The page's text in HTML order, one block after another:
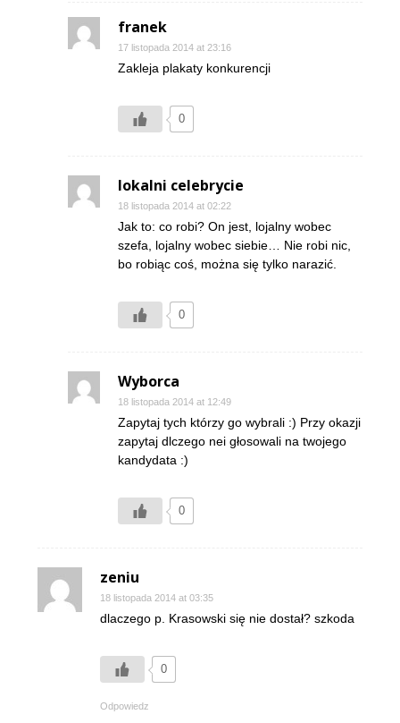
franek
17 listopada 2014 at 23:16
Zakleja plakaty konkurencji
0
lokalni celebrycie
18 listopada 2014 at 02:22
Jak to: co robi? On jest, lojalny wobec
szefa, lojalny wobec siebie… Nie robi nic,
bo robiąc coś, można się tylko narazić.
0
Wyborca
18 listopada 2014 at 12:49
Zapytaj tych którzy go wybrali :) Przy okazji
zapytaj dlczego nei głosowali na twojego
kandydata :)
0
zeniu
18 listopada 2014 at 03:35
dlaczego p. Krasowski się nie dostał? szkoda
0
Odpowiedz